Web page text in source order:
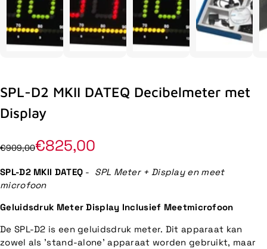
SPL-D2 MKII DATEQ Decibelmeter met
Display
€909,00€825,00
SPL-D2 MKII DATEQ - SPL Meter + Display en meet
microfoon
Geluidsdruk Meter Display Inclusief Meetmicrofoon
De SPL-D2 is een geluidsdruk meter. Dit apparaat kan
zowel als 'stand-alone' apparaat worden gebruikt, maar